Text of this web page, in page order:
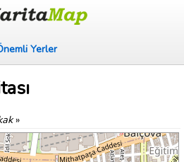
Yerler
»